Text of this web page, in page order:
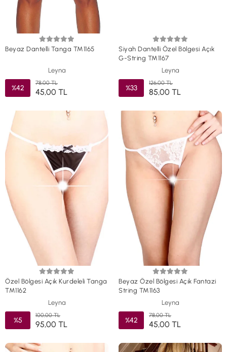
Beyaz Dantelli Tanga TM1165
Leyna
%42
78,00 TL
45,00 TL
Siyah Dantelli Özel Bölgesi Açık
G-String TM1167
Leyna
%33
126,00 TL
85,00 TL
Özel Bölgesi Açık Kurdeleli Tanga
TM1162
Leyna
%5
100,00 TL
95,00 TL
Beyaz Özel Bölgesi Açık Fantazi
String TM1163
Leyna
%42
78,00 TL
45,00 TL